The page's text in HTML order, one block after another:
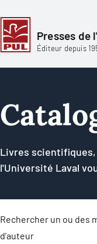
Presses de
Éditeur depuis
Livres scientifiques,
l'Université Laval
Rechercher un ou des
d'auteur